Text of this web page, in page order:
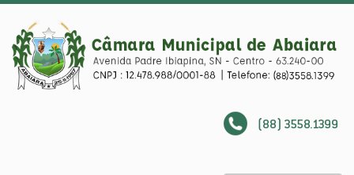
(88) 3558.1399